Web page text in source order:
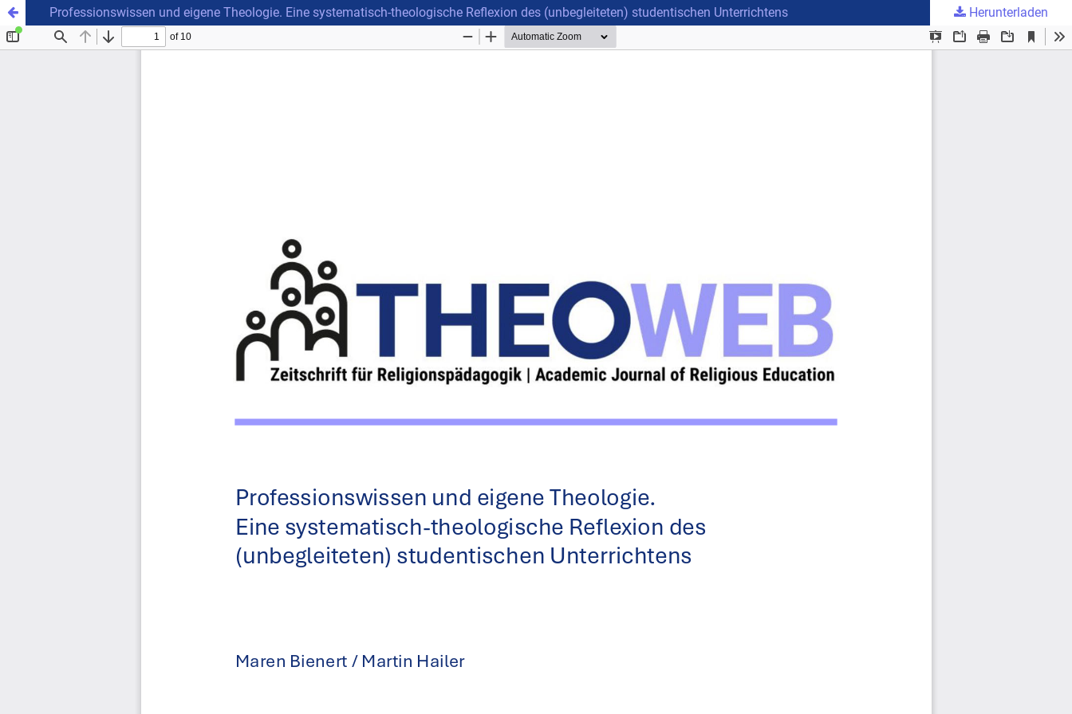
Professionswissen und eigene Theologie. Eine systematisch-theologische Reflexion des (unbegleiteten) studentischen Unterrichtens Herunterladen